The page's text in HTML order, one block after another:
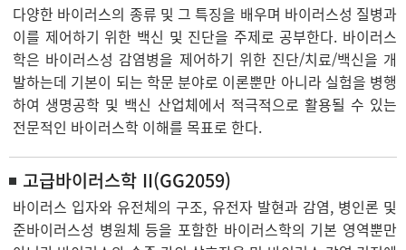
다양한 바이러스의 종류 및 그 특징을 배우며 바이러스성 질병과
이를 제어하기 위한 백신 및 진단을 주제로 공부한다. 바이러스
학은 바이러스성 감염병을 제어하기 위한 진단/치료/백신을 개
발하는데 기본이 되는 학문 분야로 이론뿐만 아니라 실험을 병행
하여 생명공학 및 백신 산업체에서 적극적으로 활용될 수 있는
전문적인 바이러스학 이해를 목표로 한다.
고급바이러스학 II(GG2059)
바이러스 입자와 유전체의 구조, 유전자 발현과 감염, 병인론 및
준바이러스성 병원체 등을 포함한 바이러스학의 기본 영역뿐만